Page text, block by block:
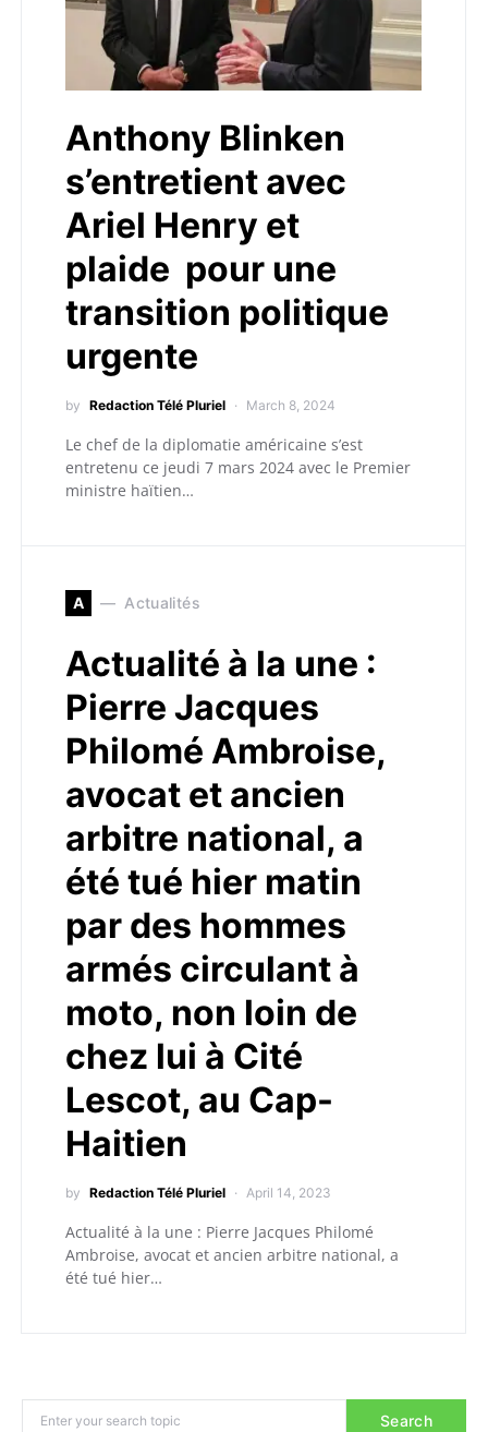
Anthony Blinken
s’entretient avec
Ariel Henry et
plaide pour une
transition politique
urgente
by Redaction Télé Pluriel March 8, 2024
Le chef de la diplomatie américaine s’est
entretenu ce jeudi 7 mars 2024 avec le Premier
ministre haïtien…
A Actualités
Actualité à la une :
Pierre Jacques
Philomé Ambroise,
avocat et ancien
arbitre national, a
été tué hier matin
par des hommes
armés circulant à
moto, non loin de
chez lui à Cité
Lescot, au Cap-
Haitien
by Redaction Télé Pluriel April 14, 2023
Actualité à la une : Pierre Jacques Philomé
Ambroise, avocat et ancien arbitre national, a
été tué hier…
Search